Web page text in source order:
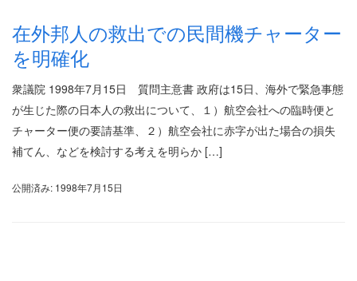
在外邦人の救出での民間機チャーター
を明確化
衆議院 1998年7月15日 質問主意書 政府は15日、海外で緊急事態
が生じた際の日本人の救出について、１）航空会社への臨時便と
チャーター便の要請基準、２）航空会社に赤字が出た場合の損失
補てん、などを検討する考えを明らか […]
公開済み: 1998年7月15日